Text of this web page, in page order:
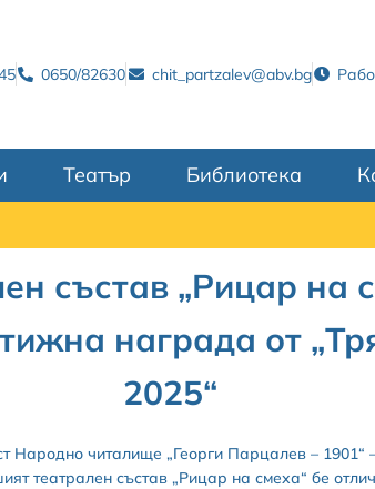
0650/82630 chit_partzalev@abv.bg
Театър Библиотека
състав „Рицар на
награда от
2025“
Народно читалище „Георги Парцалев – 1901“
театрален състав „Рицар на смеха“ бе